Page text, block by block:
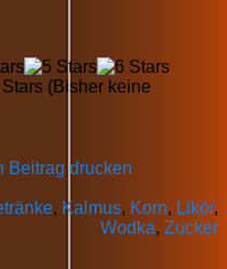
(Bisher keine
Beitrag drucken
, Kalmus, Korn, Likör,
Wodka, Zucker